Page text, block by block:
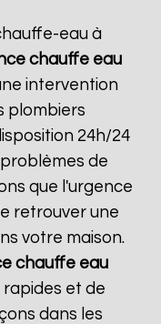
eau à
chauffe eau
intervention
plombiers
24h/24
de
que l'urgence
retrouver une
votre maison.
chauffe eau
et de
dans les